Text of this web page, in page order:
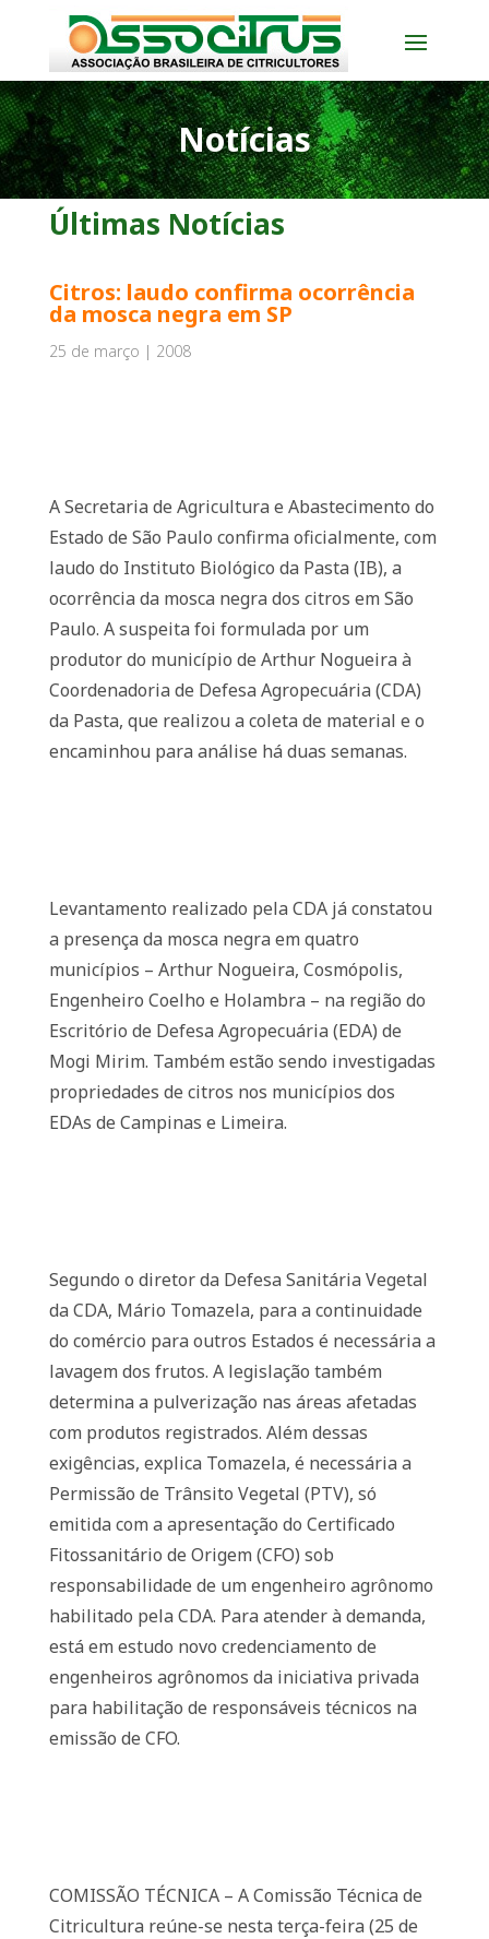
Notícias
Últimas Notícias
Citros: laudo confirma ocorrência
da mosca negra em SP
25 de março | 2008
A Secretaria de Agricultura e Abastecimento do
Estado de São Paulo confirma oficialmente, com
laudo do Instituto Biológico da Pasta (IB), a
ocorrência da mosca negra dos citros em São
Paulo. A suspeita foi formulada por um
produtor do município de Arthur Nogueira à
Coordenadoria de Defesa Agropecuária (CDA)
da Pasta, que realizou a coleta de material e o
encaminhou para análise há duas semanas.
Levantamento realizado pela CDA já constatou
a presença da mosca negra em quatro
municípios – Arthur Nogueira, Cosmópolis,
Engenheiro Coelho e Holambra – na região do
Escritório de Defesa Agropecuária (EDA) de
Mogi Mirim. Também estão sendo investigadas
propriedades de citros nos municípios dos
EDAs de Campinas e Limeira.
Segundo o diretor da Defesa Sanitária Vegetal
da CDA, Mário Tomazela, para a continuidade
do comércio para outros Estados é necessária a
lavagem dos frutos. A legislação também
determina a pulverização nas áreas afetadas
com produtos registrados. Além dessas
exigências, explica Tomazela, é necessária a
Permissão de Trânsito Vegetal (PTV), só
emitida com a apresentação do Certificado
Fitossanitário de Origem (CFO) sob
responsabilidade de um engenheiro agrônomo
habilitado pela CDA. Para atender à demanda,
está em estudo novo credenciamento de
engenheiros agrônomos da iniciativa privada
para habilitação de responsáveis técnicos na
emissão de CFO.
COMISSÃO TÉCNICA – A Comissão Técnica de
Citricultura reúne-se nesta terça-feira (25 de